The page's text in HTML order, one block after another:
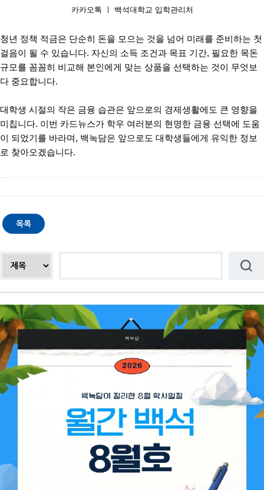
카카오톡 ㅣ 백석대학교 입학관리처
청년 정책 적금은 단순히 돈을 모으는 것을 넘어 미래를 준비하는 첫
걸음이 될 수 있습니다. 자신의 소득 조건과 목표 기간, 필요한 목돈
규모를 꼼꼼히 비교해 본인에게 맞는 상품을 선택하는 것이 무엇보
다 중요합니다.
대학생 시절의 작은 금융 습관은 앞으로의 경제생활에도 큰 영향을
미칩니다. 이번 카드뉴스가 학우 여러분의 현명한 금융 선택에 도움
이 되었기를 바라며, 백녹담은 앞으로도 대학생들에게 유익한 정보
로 찾아오겠습니다.